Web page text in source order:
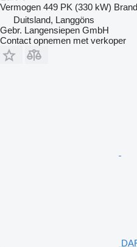
Vermogen 449 PK (330 kW)
Duitsland, Langgöns
Gebr. Langensiepen GmbH
Contact opnemen met verkoper